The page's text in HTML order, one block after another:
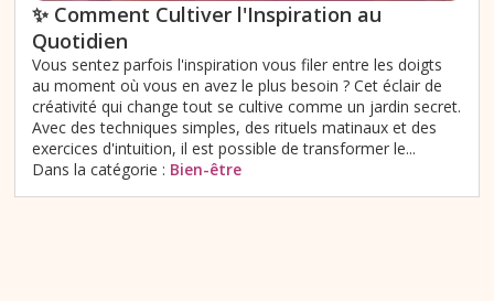
✨ Comment Cultiver l'Inspiration au
Quotidien
Vous sentez parfois l'inspiration vous filer entre les doigts
au moment où vous en avez le plus besoin ? Cet éclair de
créativité qui change tout se cultive comme un jardin secret.
Avec des techniques simples, des rituels matinaux et des
exercices d'intuition, il est possible de transformer le...
Dans la catégorie : Bien-être